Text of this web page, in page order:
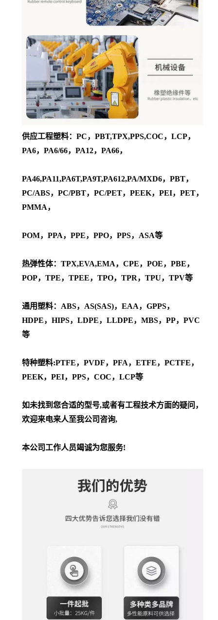
供应工程塑料：PC，PBT,TPX,PPS,COC，LCP，
PA6，PA6/66，PA12，PA66，
PA46,PA11,PA6T,PA9T,PA612,PA/MXD6，PBT，
PC/ABS，PC/PBT，PC/PET，PEEK，PEI，PET，
PMMA，
POM，PPA，PPE，PPO，PPS，ASA等
热弹性体：TPX,EVA,EMA，CPE，POE，PBE，
POP，TPE，TPEE，TPO，TPR，TPU，TPV等
通用塑料：ABS，AS(SAS)，EAA，GPPS，
HDPE，HIPS，LDPE，LLDPE，MBS，PP，PVC
等
特种塑料:PTFE，PVDF，PFA，ETFE，PCTFE，
PEEK，PEI，PPS，COC，LCP等
如未找到您合适的型号,或者有工程技术方面的疑问，
欢迎来电来人至我公司咨询,
本公司工作人员竭诚为您服务!